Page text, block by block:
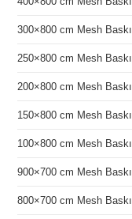
300×800 cm Mesh Baskı
250×800 cm Mesh Baskı
200×800 cm Mesh Baskı
150×800 cm Mesh Baskı
100×800 cm Mesh Baskı
900×700 cm Mesh Baskı
800×700 cm Mesh Baskı